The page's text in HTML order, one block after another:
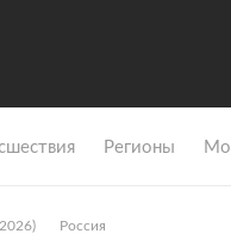
Регионы
Россия